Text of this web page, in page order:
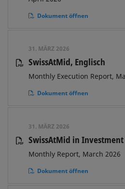
Dokument öffnen
31. MÄRZ 2026
SwissAtMid, Englisch
Monthly Execution Report,
Dokument öffnen
31. MÄRZ 2026
SwissAtMid in Investment
Monthly Report, March 2026
Dokument öffnen